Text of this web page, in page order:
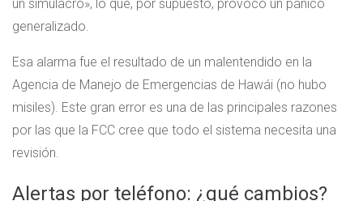
un simulacro», lo que, por supuesto, provocó un pánico
generalizado.
Esa alarma fue el resultado de un malentendido en la
Agencia de Manejo de Emergencias de Hawái (no hubo
misiles). Este gran error es una de las principales razones
por las que la FCC cree que todo el sistema necesita una
revisión.
Alertas por teléfono: ¿qué cambios?